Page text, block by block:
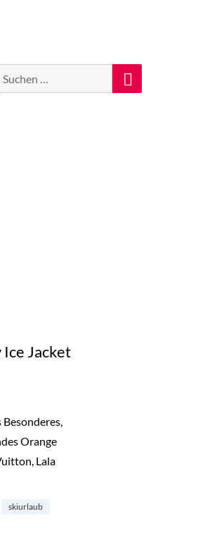
Suche
Suchen
Jacket
Orange
Lala
in der K-Way Ice Jacket und 6
skiurlaub